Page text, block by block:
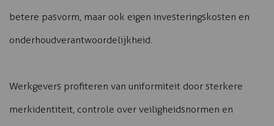
betere pasvorm, maar ook eigen investeringskosten en
onderhoudverantwoordelijkheid.
Werkgevers profiteren van uniformiteit door sterkere
merkidentiteit, controle over veiligheidsnormen en